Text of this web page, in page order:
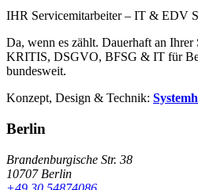
IHR Servicemitarbeiter – IT & EDV
Da, wenn es zählt. Dauerhaft an
KRITIS, DSGVO, BFSG & IT für
bundesweit.
Konzept, Design & Technik:
Berlin
Brandenburgische Str. 38
10707 Berlin